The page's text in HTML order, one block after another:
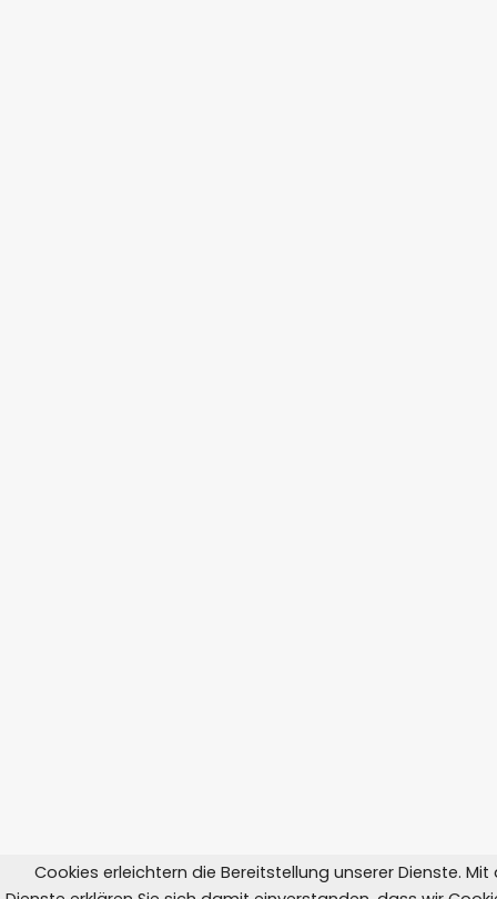
Cookies erleichtern die Bereitstellung unserer Dienste. Mit